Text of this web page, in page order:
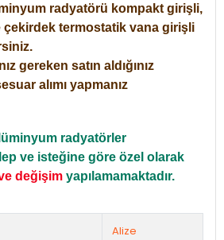
radyatörü kompakt girişli,
çekirdek termostatik vana girişli
gereken satın aldığınız
alımı yapmanız
radyatörler
ve isteğine göre özel olarak
değişim yapılamamaktadır.
Alize